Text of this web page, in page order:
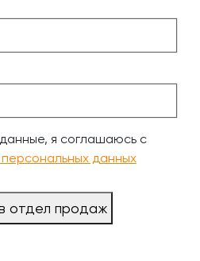
я соглашаюсь с
данных
отдел продаж